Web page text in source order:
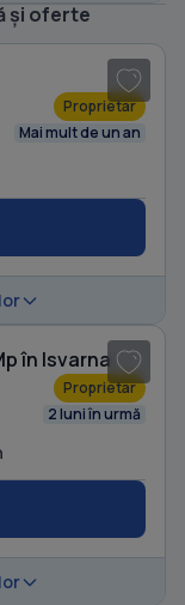
și oferte
Proprietar
Mai mult de un an
în Isvarna
Proprietar
2 luni în urmă